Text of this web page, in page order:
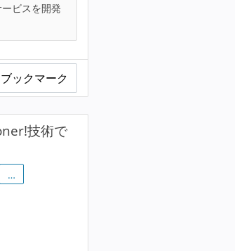
ービスを開発
ブックマーク
技術で
…